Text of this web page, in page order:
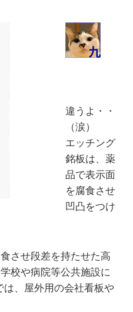
違うよ・・
（涙）
エッチング
銘板は、薬
品で表示面
を腐食させ
凹凸をつけ
させ段差を持たせた高
校や病院等公共施設に
は、屋外用の会社看板や